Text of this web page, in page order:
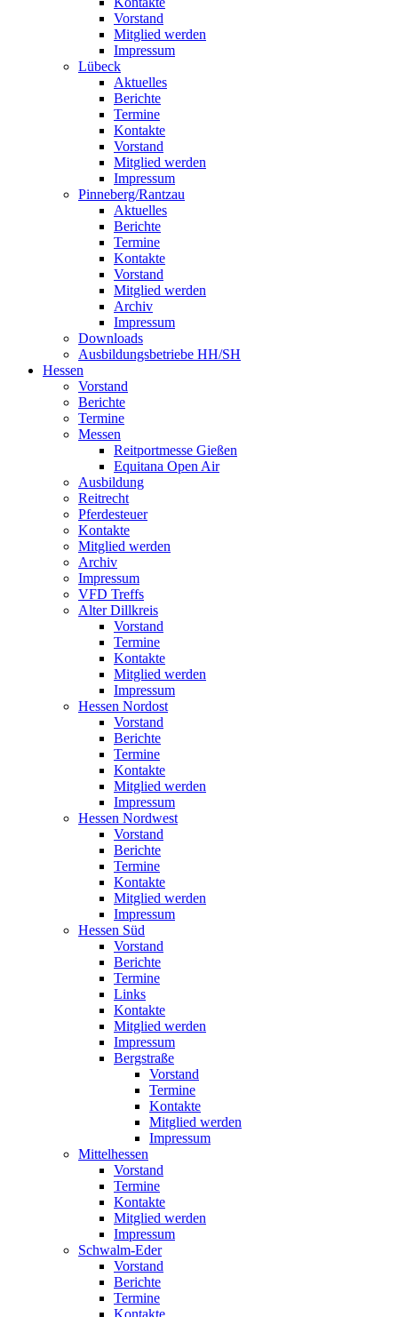
Vorstand
Mitglied werden
Impressum
Lübeck
Aktuelles
Berichte
Termine
Kontakte
Vorstand
Mitglied werden
Impressum
Pinneberg/Rantzau
Aktuelles
Berichte
Termine
Kontakte
Vorstand
Mitglied werden
Archiv
Impressum
Downloads
Ausbildungsbetriebe HH/SH
Hessen
Vorstand
Berichte
Termine
Messen
Reitportmesse Gießen
Equitana Open Air
Ausbildung
Reitrecht
Pferdesteuer
Kontakte
Mitglied werden
Archiv
Impressum
VFD Treffs
Alter Dillkreis
Vorstand
Termine
Kontakte
Mitglied werden
Impressum
Hessen Nordost
Vorstand
Berichte
Termine
Kontakte
Mitglied werden
Impressum
Hessen Nordwest
Vorstand
Berichte
Termine
Kontakte
Mitglied werden
Impressum
Hessen Süd
Vorstand
Berichte
Termine
Links
Kontakte
Mitglied werden
Impressum
Bergstraße
Vorstand
Termine
Kontakte
Mitglied werden
Impressum
Mittelhessen
Vorstand
Termine
Kontakte
Mitglied werden
Impressum
Schwalm-Eder
Vorstand
Berichte
Termine
Kontakte